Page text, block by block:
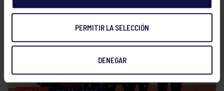
PERMITIR LA SELECCIÓN
DENEGAR